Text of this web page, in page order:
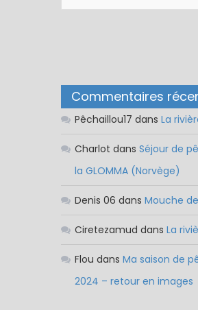
Commentaires
Pêchaillou17 dans La
Charlot dans Séjour de
la GLOMMA (Norvège)
Denis 06 dans Mouche
Ciretezamud dans La
Flou dans Ma saison de
2024 – retour en images